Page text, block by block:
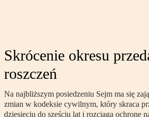
Skrócenie okresu
roszczeń
Na najbliższym posiedzeniu Sejm ma się
zmian w kodeksie cywilnym, który skraca
dziesięciu do sześciu lat i rozciąga ochronę